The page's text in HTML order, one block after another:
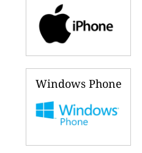
Windows Phone